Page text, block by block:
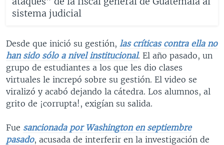
sistema judicial
Desde que inició su gestión, las críticas contra ella no
han sido sólo a nivel institucional. El año pasado, un
grupo de estudiantes a los que les dio clases
virtuales le increpó sobre su gestión. El video se
viralizó y acabó dejando la cátedra. Los alumnos, al
grito de ¡corrupta!, exigían su salida.
Fue sancionada por Washington en septiembre
pasado, acusada de interferir en la investigación de